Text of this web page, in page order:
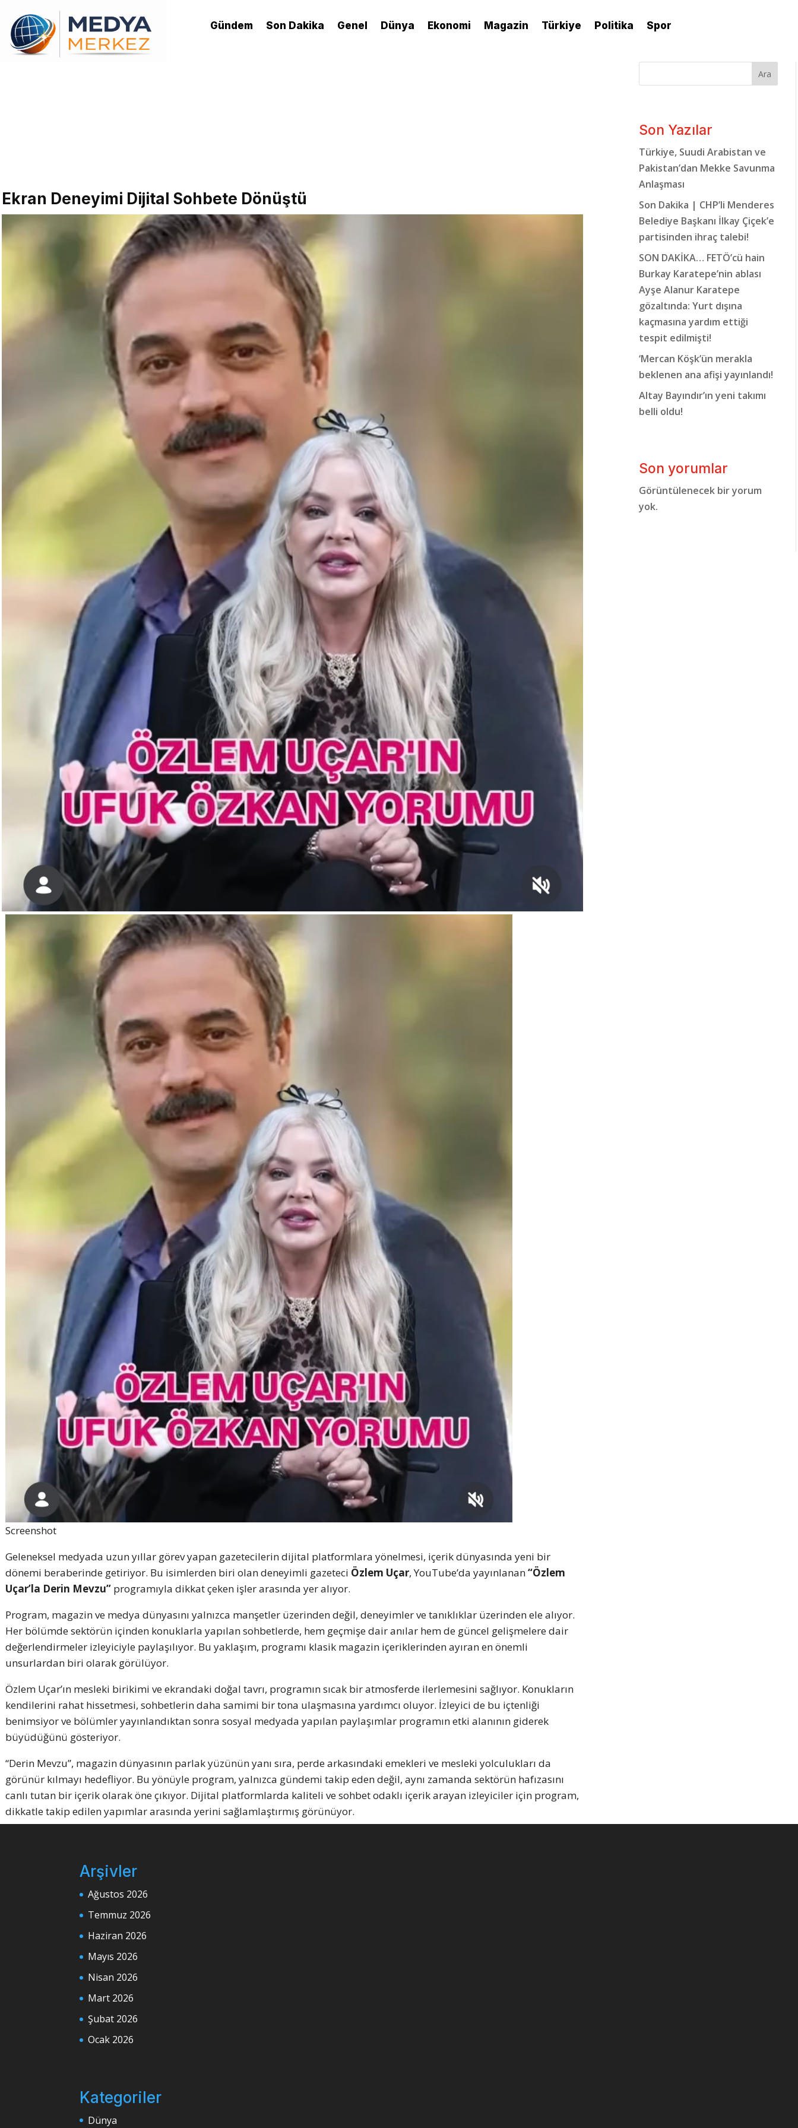
Gündem Son Dakika Genel Dünya Ekonomi Magazin Türkiye Politika Spor
Ekran Deneyimi Dijital Sohbete Dönüştü
Screenshot
Geleneksel medyada uzun yıllar görev yapan gazetecilerin dijital platformlara yönelmesi, içerik dünyasında yeni bir
dönemi beraberinde getiriyor. Bu isimlerden biri olan deneyimli gazeteci Özlem Uçar, YouTube’da yayınlanan“Özlem
Uçar’la Derin Mevzu” programıyla dikkat çeken işler arasında yer alıyor.
Program, magazin ve medya dünyasını yalnızca manşetler üzerinden değil, deneyimler ve tanıklıklar üzerinden ele alıyor.
Her bölümde sektörün içinden konuklarla yapılan sohbetlerde, hem geçmişe dair anılar hem de güncel gelişmelere dair
değerlendirmeler izleyiciyle paylaşılıyor. Bu yaklaşım, programı klasik magazin içeriklerinden ayıran en önemli
unsurlardan biri olarak görülüyor.
Özlem Uçar’ın mesleki birikimi ve ekrandaki doğal tavrı, programın sıcak bir atmosferde ilerlemesini sağlıyor. Konukların
kendilerini rahat hissetmesi, sohbetlerin daha samimi bir tona ulaşmasına yardımcı oluyor. İzleyici de bu içtenliği
benimsiyor ve bölümler yayınlandıktan sonra sosyal medyada yapılan paylaşımlar programın etki alanının giderek
büyüdüğünü gösteriyor.
“Derin Mevzu”, magazin dünyasının parlak yüzünün yanı sıra, perde arkasındaki emekleri ve mesleki yolculukları da
görünür kılmayı hedefliyor. Bu yönüyle program, yalnızca gündemi takip eden değil, aynı zamanda sektörün hafızasını
canlı tutan bir içerik olarak öne çıkıyor. Dijital platformlarda kaliteli ve sohbet odaklı içerik arayan izleyiciler için program,
dikkatle takip edilen yapımlar arasında yerini sağlamlaştırmış görünüyor.
Ara
Son Yazılar
Türkiye, Suudi Arabistan ve
Pakistan’dan Mekke Savunma
Anlaşması
Son Dakika | CHP’li Menderes
Belediye Başkanı İlkay Çiçek’e
partisinden ihraç talebi!
SON DAKİKA… FETÖ’cü hain
Burkay Karatepe’nin ablası
Ayşe Alanur Karatepe
gözaltında: Yurt dışına
kaçmasına yardım ettiği
tespit edilmişti!
‘Mercan Köşk’ün merakla
beklenen ana afişi yayınlandı!
Altay Bayındır’ın yeni takımı
belli oldu!
Son yorumlar
Görüntülenecek bir yorum
yok.
Arşivler
Ağustos 2026
Temmuz 2026
Haziran 2026
Mayıs 2026
Nisan 2026
Mart 2026
Şubat 2026
Ocak 2026
Kategoriler
Dünya